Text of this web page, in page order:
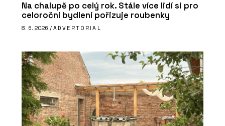
Na chalupě po celý rok. Stále více lidí si pro
celoroční bydlení pořizuje roubenky
8. 6. 2026 / ADVERTORIAL